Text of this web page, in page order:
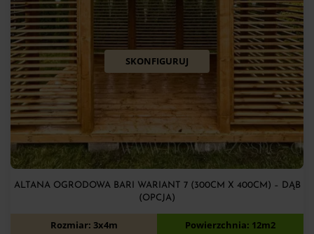
SKONFIGURUJ
ALTANA OGRODOWA BARI WARIANT 7 (300CM X 400CM) – DĄB
(OPCJA)
7 940zł
Rozmiar: 3x4m Powierzchnia: 12m2